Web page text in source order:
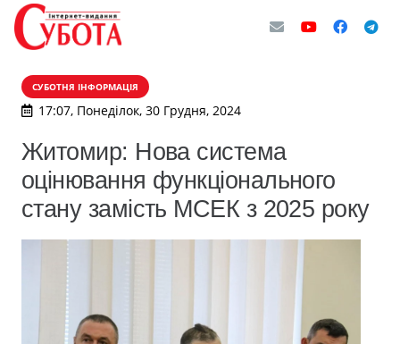
СУБОТНЯ ІНФОРМАЦІЯ
17:07, Понеділок, 30 Грудня, 2024
Житомир: Нова система
оцінювання функціонального
стану замість МСЕК з 2025 року